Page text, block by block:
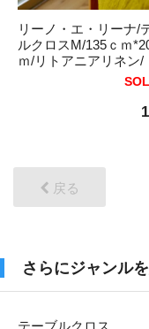
リーノ・エ・リーナ/
ルクロスM/135ｃｍ
ｍ/リトアニアリネン/
麻/linoelina【マノン
戻る
さらにジャンル
テーブルクロス